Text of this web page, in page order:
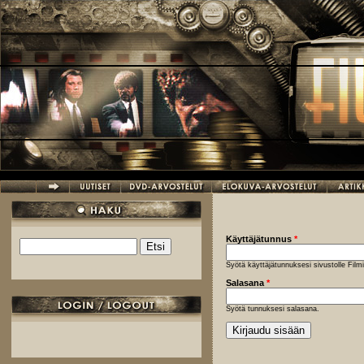
Hyppää pääsisältöön
Hakulomake
Käyttäjätunnus *
Syötä käyttäjätunnuksesi sivustolle
Salasana *
Syötä tunnuksesi salasana.